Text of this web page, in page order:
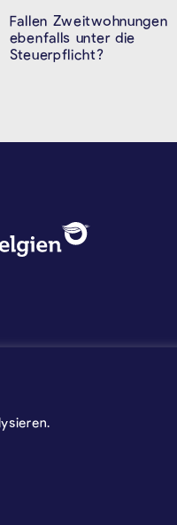
Fallen Zweitwohnungen
ebenfalls unter die
Steuerpflicht?
- Kelmis| La Calamine
©2026 Gemeinde Kelmis